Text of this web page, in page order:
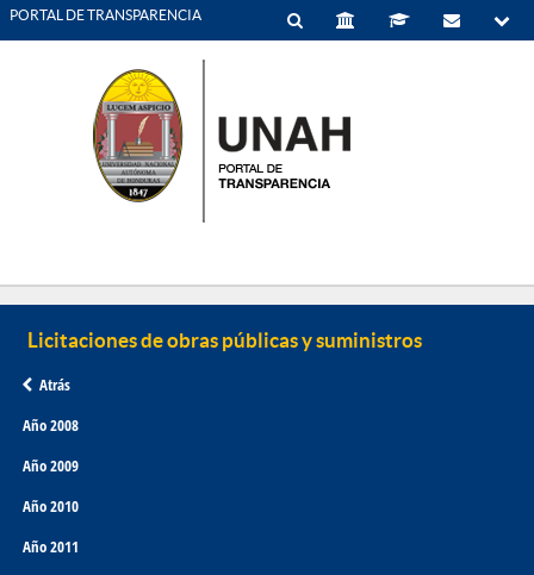
PORTAL DE TRANSPARENCIA
Atrás
Año 2008
Año 2009
Año 2010
Año 2011